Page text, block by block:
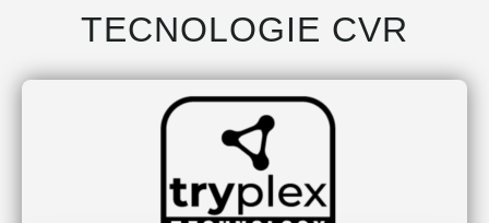
TECNOLOGIE CVR